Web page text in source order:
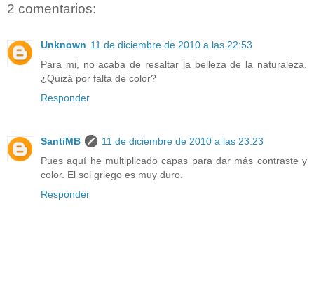
2 comentarios:
Unknown 11 de diciembre de 2010 a las 22:53
Para mi, no acaba de resaltar la belleza de la naturaleza.
¿Quizá por falta de color?
Responder
SantiMB
11 de diciembre de 2010 a las 23:23
Pues aquí he multiplicado capas para dar más contraste y
color. El sol griego es muy duro.
Responder